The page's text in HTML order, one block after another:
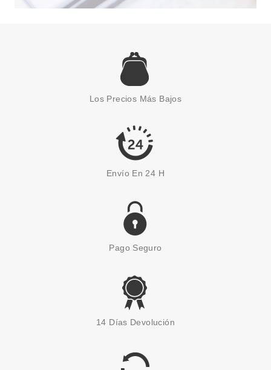
Los Precios Más Bajos
Envío En 24 H
Pago Seguro
14 Días Devolución